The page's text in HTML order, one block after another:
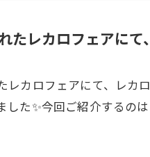
たレカロフェアにて、
レカロフェアにて、レカ
した✨今回ご紹介するの